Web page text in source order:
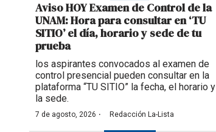
Aviso HOY Examen de Control de la
UNAM: Hora para consultar en ‘TU
SITIO’ el día, horario y sede de tu
prueba
los aspirantes convocados al examen de
control presencial pueden consultar en la
plataforma “TU SITIO” la fecha, el horario y
la sede.
7 de agosto, 2026 · Redacción La-Lista